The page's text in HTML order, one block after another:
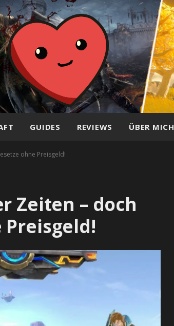
GUIDES REVIEWS ÜBER MICH
ohne Preisgeld!
Zeiten – doch
Preisgeld!